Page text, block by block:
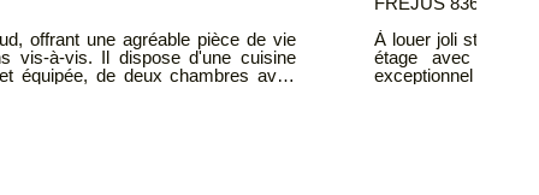
situé au bord de mer, au 3?
bénéficie d'un emplacement